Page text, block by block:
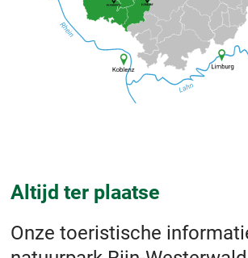
Altijd ter plaatse
Onze toeristische